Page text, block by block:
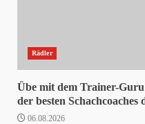
Rädler
Übe mit dem Trainer-
der besten Schachcoaches
06.08.2026